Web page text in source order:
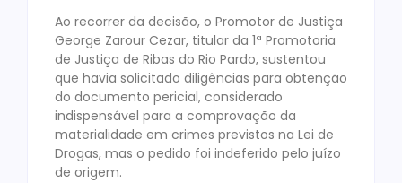
Ao recorrer da decisão, o Promotor de Justiça
George Zarour Cezar, titular da 1ª Promotoria
de Justiça de Ribas do Rio Pardo, sustentou
que havia solicitado diligências para obtenção
do documento pericial, considerado
indispensável para a comprovação da
materialidade em crimes previstos na Lei de
Drogas, mas o pedido foi indeferido pelo juízo
de origem.